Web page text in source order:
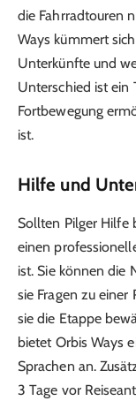
die Fahrradtouren
Ways kümmert
Unterkünfte und
Unterschied ist ein
Fortbewegung
ist.
Hilfe und
Sollten Pilger Hilfe
einen
ist. Sie können die
sie Fragen zu
sie die Etappe
bietet Orbis Ways
Sprachen an.
3 Tage vor